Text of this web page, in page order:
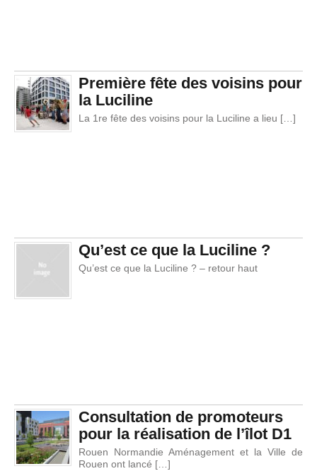
Première fête des voisins pour
la Luciline
La 1re fête des voisins pour la Luciline a lieu […]
Qu’est ce que la Luciline ?
Qu’est ce que la Luciline ? – retour haut
Consultation de promoteurs
pour la réalisation de l’îlot D1
Rouen Normandie Aménagement et la Ville de
Rouen ont lancé […]